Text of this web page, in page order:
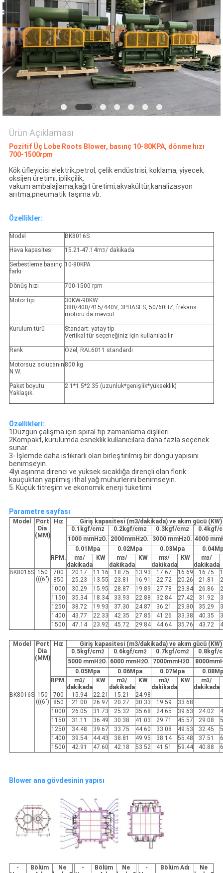
SITE
HARITASI
PRIVACY
POLICY
Ürün Açıklaması
Pozitif Üç Lobe Roots Blower, basınç 10-80KPA, dönme hızı
700-1500rpm
Kök üfleyicisi elektrik,petrol, çelik endüstrisi, koklama, yiyecek,
oksijen üretimi, iplikçilik,
vakum ambalajlama,kağıt üretimi,akvakültür,kanalizasyon
arıtma,pneumatik taşıma vb.
Özellikler:
Model
BK8016S
Hava kapasitesi
15.21-47.14m3/ dakikada
Serbestleme basınç
farkı
10-80KPA
Dönüş hızı 700-1500 rpm
Motor tipi
30KW-90KW
380/400/415/440V, 3PHASES, 50/60HZ, frekans
motoru da mevcut
Kurulum türü
Standart: yatay tip
Vertikal tür seçeneğiniz için kullanılabilir
Renk Özel, RAL6011 standardı
Motorsuz solucanın
N.W.
800 kg
Paket boyutu
Yaklaşık.
2.1*1.5*2.35 (uzunluk*genişlik*yükseklik)
Özellikleri:
1Düzgün çalışma için spiral tip zamanlama dişlileri
2Kompakt, kurulumda esneklik kullanıcılara daha fazla seçenek
sunar.
3- İşlemde daha istikrarlı olan birleştirilmiş bir döngü yapısını
benimseyin.
4İyi aşınma direnci ve yüksek sıcaklığa dirençli olan florik
kauçuktan yapılmış ithal yağ mühürlerini benimseyin.
5. Küçük titreşim ve ekonomik enerji tüketimi.
Parametre sayfası
Model
Port
Dia
(MM)
Hız
Giriş kapasitesi (m3/dakikada) ve akım gücü (KW)
0.1kgf/cm2 0.2kgf/cm2 0.3kgf/cm2
0.4kgf/
1000 mmH 2O. 2000mmH 2O. 3000 mmH 2O. 4000
0.01Mpa
0.02Mpa 0.03Mpa
RPM.
m3/
dakikada
KW m3/
dakikada
KW m3/
dakikada
KW m3/
dakikada
BK8016S 150
(((6")
700 20.17 11.16 18.75 13.93 17.67 16.69 16.75
850
25.23 13.55 23.81 16.91 22.72 20.26 21.81
1000
30.29 15.95 28.87 19.89 27.78 23.84 26.86
1150
35.34 18.34 33.93 22.88 32.84 27.42 31.92
1250
38.72 19.93 37.30 24.87 36.21 29.80 35.29
1400
43.77 22.33 42.35 27.85 41.26 33.38 40.35
1500
47.14 23.92 45.72 29.84 44.64 35.76 43.72
Model
Port
Dia
(MM)
Hız
Giriş kapasitesi (m3/dakikada) ve akım gücü (KW)
0.5kgf/cm2 0.6kgf/cm2 0.7kgf/cm2
0.8kgf/
5000 mmH 2O. 6000 mmH 2O. 7000mmH 2O.
0.05Mpa
0.06Mpa 0.07Mpa
RPM.
m3/
dakikada
KW m3/
dakikada
KW m3/
dakikada
KW m3/
dakikada
BK8016S 150
(((6")
700 15.94 22.21 15.21
24.98
850
21.00 26.97 20.27 30.33 19.59
33.68
1000
26.05 31.73 25.32 35.68 24.65 39.63 24.02
1150
31.11 36.49 30.38 41.03 29.71 45.57 29.08
1250
34.48 39.67 33.75 44.60 33.08 49.53 32.45
1400
39.54 44.43 38.81 49.95 38.14 55.48 37.51
1500
42.91 47.60 42.18 53.52 41.51 59.44 40.88
Blower ana gövdesinin yapısı
-
Bölüm
Ne
-
Bölüm
Ne
-
Bölüm Adı
Ne